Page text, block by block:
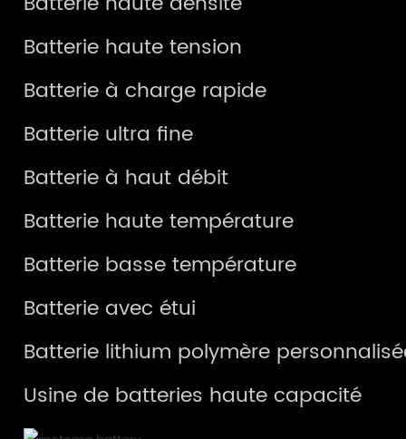
Batterie haute tension
Batterie à charge rapide
Batterie ultra fine
Batterie à haut débit
Batterie haute température
Batterie basse température
Batterie avec étui
Batterie lithium polymère
Usine de batteries haute capacité